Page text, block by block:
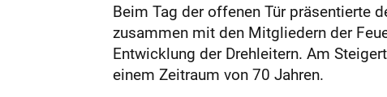
Beim Tag der offenen Tür präsentierte
zusammen mit den Mitgliedern der
Entwicklung der Drehleitern. Am
einem Zeitraum von 70 Jahren.